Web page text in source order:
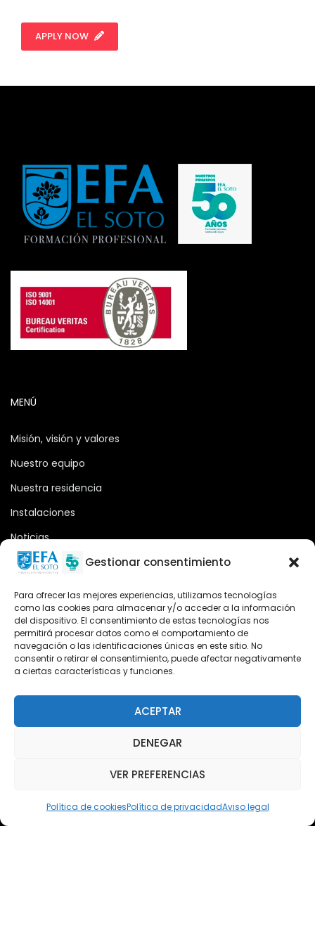
Gestionar consentimiento
Para ofrecer las mejores experiencias, utilizamos tecnologías
como las cookies para almacenar y/o acceder a la información
del dispositivo. El consentimiento de estas tecnologías nos
permitirá procesar datos como el comportamiento de
navegación o las identificaciones únicas en este sitio. No
consentir o retirar el consentimiento, puede afectar negativamente
a ciertas características y funciones.
ACEPTAR
DENEGAR
VER PREFERENCIAS
Política de cookiesPolítica de privacidadAviso legal
APPLY NOW
MENÚ
Misión, visión y valores
Nuestro equipo
Nuestra residencia
Instalaciones
Noticias
Oferta formativa
Plataforma 2.0
Acceso Cursos UNIR
Teléfono: (+34) 958 455 085
Teléfono: (+34) 618 370 813